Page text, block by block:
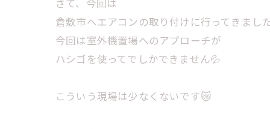
さて、今回は
倉敷市へエアコンの取り付けに行ってきまし
今回は室外機置場へのアプローチが
ハシゴを使ってでしかできません💦
こういう現場は少なくないです😿